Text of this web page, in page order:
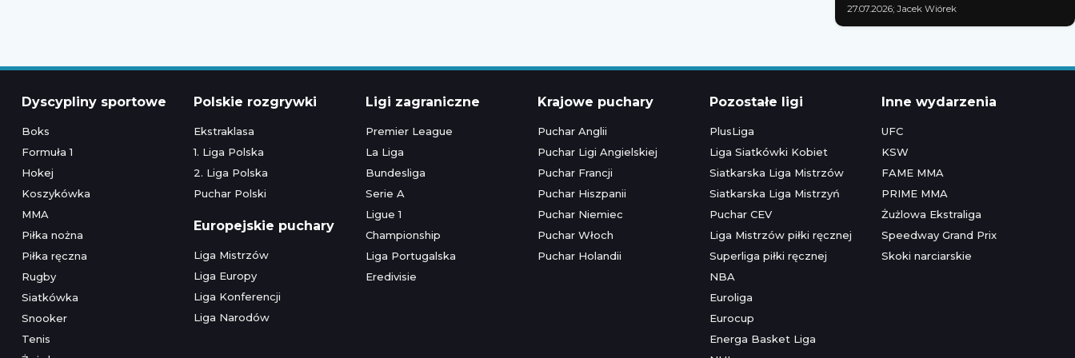
27.07.2026; Jacek Wiórek
Dyscypliny sportowe
Boks
Formuła 1
Hokej
Koszykówka
MMA
Piłka nożna
Piłka ręczna
Rugby
Siatkówka
Snooker
Tenis
Polskie rozgrywki
Ekstraklasa
1. Liga Polska
2. Liga Polska
Puchar Polski
Europejskie puchary
Liga Mistrzów
Liga Europy
Liga Konferencji
Liga Narodów
Ligi zagraniczne
Premier League
La Liga
Bundesliga
Serie A
Ligue 1
Championship
Liga Portugalska
Eredivisie
Krajowe puchary
Puchar Anglii
Puchar Ligi Angielskiej
Puchar Francji
Puchar Hiszpanii
Puchar Niemiec
Puchar Włoch
Puchar Holandii
Pozostałe ligi
PlusLiga
Liga Siatkówki Kobiet
Siatkarska Liga Mistrzów
Siatkarska Liga Mistrzyń
Puchar CEV
Liga Mistrzów piłki ręcznej
Superliga piłki ręcznej
NBA
Euroliga
Eurocup
Energa Basket Liga
Inne wydarzenia
UFC
KSW
FAME MMA
PRIME MMA
Żużlowa Ekstraliga
Speedway Grand Prix
Skoki narciarskie